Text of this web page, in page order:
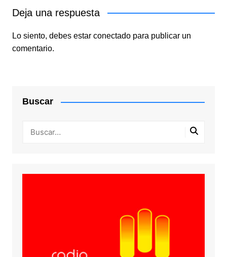
Deja una respuesta
Lo siento, debes estar conectadopara publicar un
comentario.
Buscar